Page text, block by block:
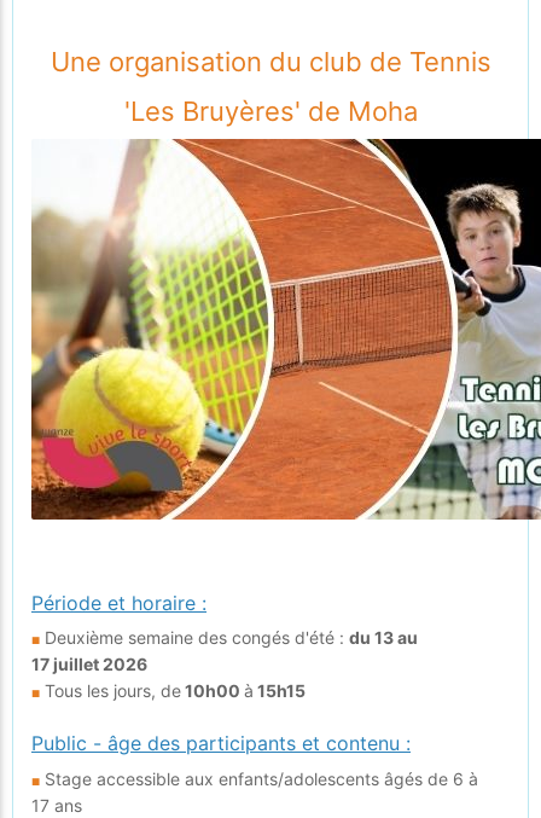
Une organisation du club de Tennis
'Les Bruyères' de Moha
Période et horaire :
■ Deuxième semaine des congés d'été : du 13 au
17 juillet 2026
■ Tous les jours, de10h00 à 15h15
Public - âge des participants et contenu :
■ Stage accessible aux enfants/adolescents âgés de 6 à
17 ans